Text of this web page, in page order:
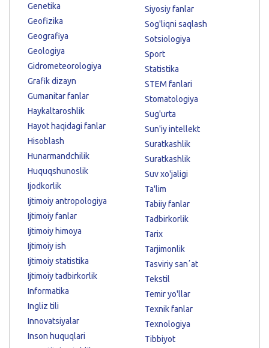
Genetika
Geofizika
Geografiya
Geologiya
Gidrometeorologiya
Grafik dizayn
Gumanitar fanlar
Haykaltaroshlik
Hayot haqidagi fanlar
Hisoblash
Hunarmandchilik
Huquqshunoslik
Ijodkorlik
Ijtimoiy antropologiya
Ijtimoiy fanlar
Ijtimoiy himoya
Ijtimoiy ish
Ijtimoiy statistika
Ijtimoiy tadbirkorlik
Informatika
Ingliz tili
Innovatsiyalar
Inson huquqlari
Siyosiy fanlar
Sog'liqni saqlash
Sotsiologiya
Sport
Statistika
STEM fanlari
Stomatologiya
Sug'urta
Sun'iy intellekt
Suratkashlik
Suratkashlik
Suv xo'jaligi
Ta'lim
Tabiiy fanlar
Tadbirkorlik
Tarix
Tarjimonlik
Tasviriy sanʼat
Tekstil
Temir yo'llar
Texnik fanlar
Texnologiya
Tibbiyot